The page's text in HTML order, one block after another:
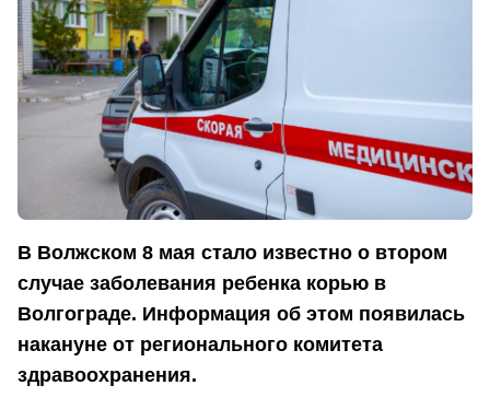
В Волжском 8 мая стало известно о втором
случае заболевания ребенка корью в
Волгограде. Информация об этом появилась
накануне от регионального комитета
здравоохранения.